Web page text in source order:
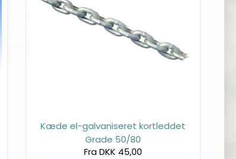
Kæde el-galvaniseret kortleddet
Grade 50/80
Fra DKK 45,00